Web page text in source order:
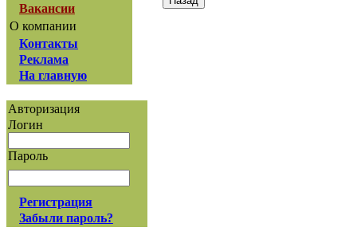
Вакансии
О компании
Контакты
Реклама
На главную
Авторизация
Логин
Пароль
Регистрация
Забыли пароль?